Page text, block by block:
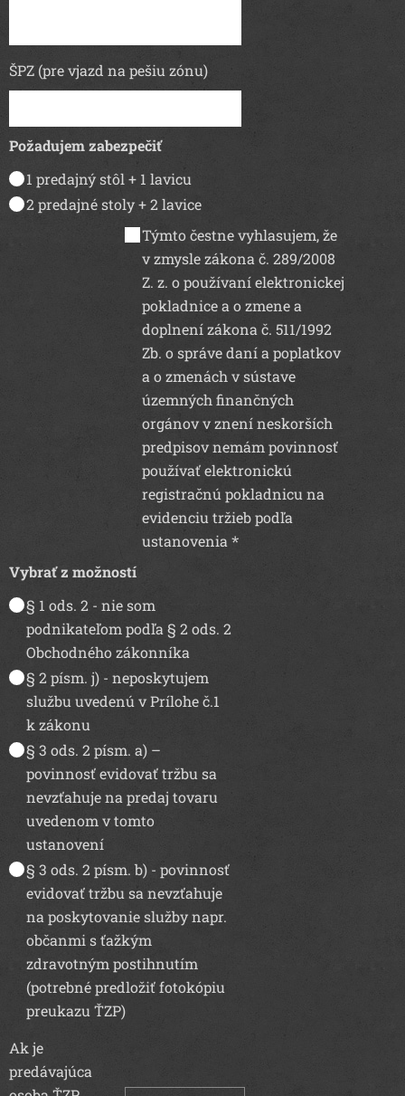
ŠPZ (pre vjazd na pešiu zónu)
Požadujem zabezpečiť
1 predajný stôl + 1 lavicu
2 predajné stoly + 2 lavice
Týmto čestne vyhlasujem, že
v zmysle zákona č. 289/2008
Z. z. o používaní elektronickej
pokladnice a o zmene a
doplnení zákona č. 511/1992
Zb. o správe daní a poplatkov
a o zmenách v sústave
územných finančných
orgánov v znení neskorších
predpisov nemám povinnosť
používať elektronickú
registračnú pokladnicu na
evidenciu tržieb podľa
ustanovenia
Vybrať z možností
§ 1 ods. 2 - nie som
podnikateľom podľa § 2 ods. 2
Obchodného zákonníka
§ 2 písm. j) - neposkytujem
službu uvedenú v Prílohe č.1
k zákonu
§ 3 ods. 2 písm. a) –
povinnosť evidovať tržbu sa
nevzťahuje na predaj tovaru
uvedenom v tomto
ustanovení
§ 3 ods. 2 písm. b) - povinnosť
evidovať tržbu sa nevzťahuje
na poskytovanie služby napr.
občanmi s ťažkým
zdravotným postihnutím
(potrebné predložiť fotokópiu
preukazu ŤZP)
Ak je
predávajúca